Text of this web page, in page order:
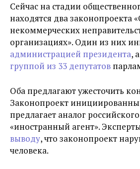
Сейчас на стадии
находятся два законопроекта
некоммерческих
организациях». Один из них
администрацией президента,
группой из 33 депутатов
Оба предлагают ужесточить
Законопроект
предлагает аналог
«иностранный агент».
выводу, что законопроект
человека.